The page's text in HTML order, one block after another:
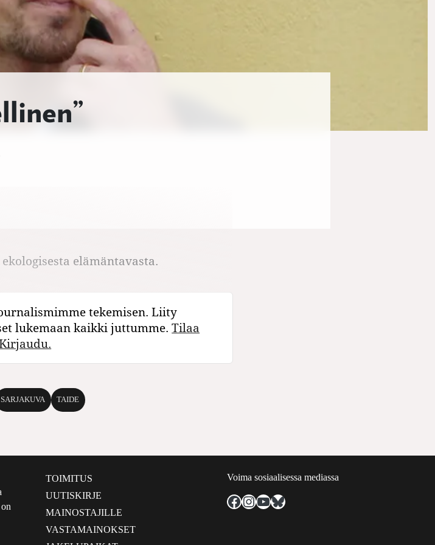
elämäntavasta.
tekemisen. Liity
lukemaan kaikki juttumme.Tilaa
SARJAKUVA TAIDE
TOIMITUS
UUTISKIRJE
MAINOSTAJILLE
VASTAMAINOKSET
Voima sosiaalisessa mediassa
Facebook
Instagram
YouTube
Bluesky